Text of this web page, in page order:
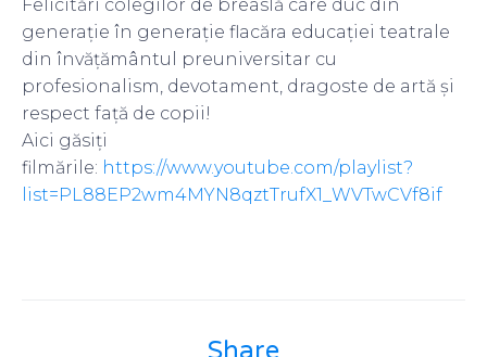
Felicitări colegilor de breaslă care duc din
generație în generație flacăra educației teatrale
din învățământul preuniversitar cu
profesionalism, devotament, dragoste de artă și
respect față de copii!
Aici găsiți
filmările: https://www.youtube.com/playlist?
list=PL88EP2wm4MYN8qztTrufX1_WVTwCVf8if